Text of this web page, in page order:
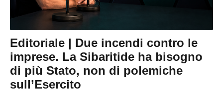
Editoriale | Due incendi contro le
imprese. La Sibaritide ha bisogno
di più Stato, non di polemiche
sull’Esercito